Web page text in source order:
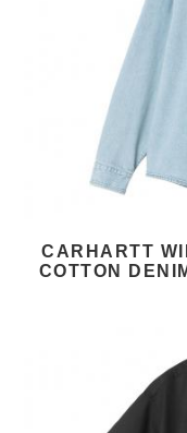
CARHARTT
COTTON